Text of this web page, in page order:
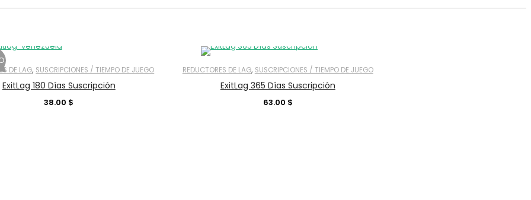
DE LAG, SUSCRIPCIONES / TIEMPO DE JUEGO
ExitLag 180 Días Suscripción
38.00 $
REDUCTORES DE LAG, SUSCRIPCIONES / TIEMPO DE JUEGO
ExitLag 365 Días Suscripción
63.00 $